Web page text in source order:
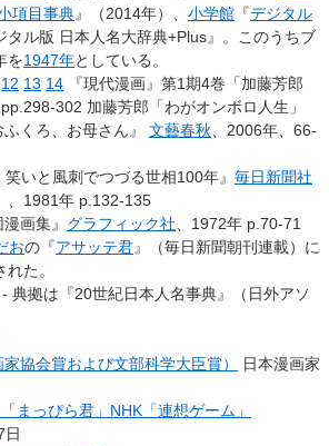
項目事典』（2014年）、 小学館 『デジタル
タル版 日本人名大辞典+Plus』。このうちブ
を1947年としている。
12 13 14
『現代漫画』第1期4巻「加藤芳郎
302 加藤芳郎「わがオンボロ人生」
くろ、お母さん』 文藝春秋 、2006年、66-
笑いと風刺でつづる世相100年』 毎日新聞社
、1981年 p.132-135
画集』 グラフィック社 、1972年 p.70-71
おの『アサッテ君』（毎日新聞朝刊連載）に
た。
典拠は『20世紀日本人名事典』（日外アソ
協会賞および文部科学大臣賞）
日本漫画家
まっぴら君」NHK「連想ゲーム」
日